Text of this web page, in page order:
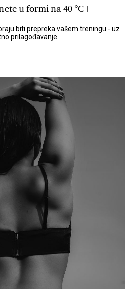
u formi na 40 °C+
biti prepreka vašem treningu - uz
prilagođavanje